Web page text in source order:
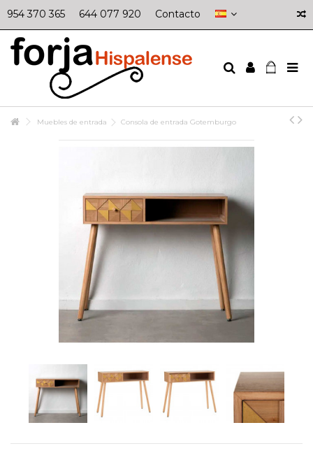
954 370 365 644 077 920 Contacto
Muebles de entrada Consola de entrada Gotemburgo